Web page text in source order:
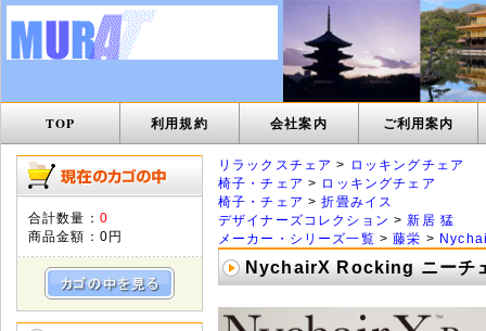
TOP 利用規約 会社案内 ご利用案内
合計数量： 0
商品金額： 0円
リラックスチェア >
ロッキングチェア
椅子・チェア > ロッキングチェア
椅子・チェア >折畳みイス
デザイナーズコレクション >新居 猛
メーカー・シリーズ一覧 >藤栄 >
NychairX Rocking ニーチ